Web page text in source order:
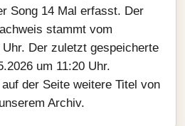
Song 14 Mal erfasst. Der
stammt vom
Der zuletzt gespeicherte
um 11:20 Uhr.
der Seite weitere Titel von
Archiv.